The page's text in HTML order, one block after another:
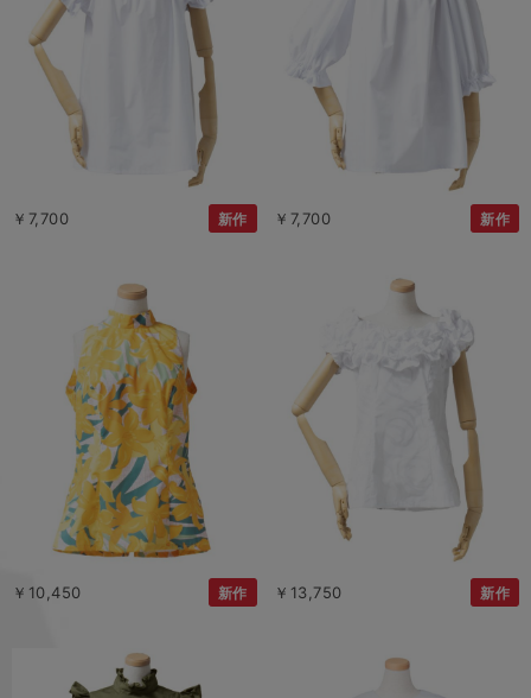
￥7,700 新作 ￥7,700 新作
￥10,450 新作 ￥13,750 新作